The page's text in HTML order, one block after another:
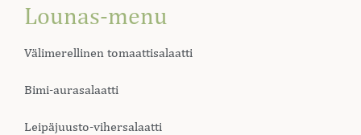
Lounas-menu
Välimerellinen tomaattisalaatti
Bimi-aurasalaatti
Leipäjuusto-vihersalaatti